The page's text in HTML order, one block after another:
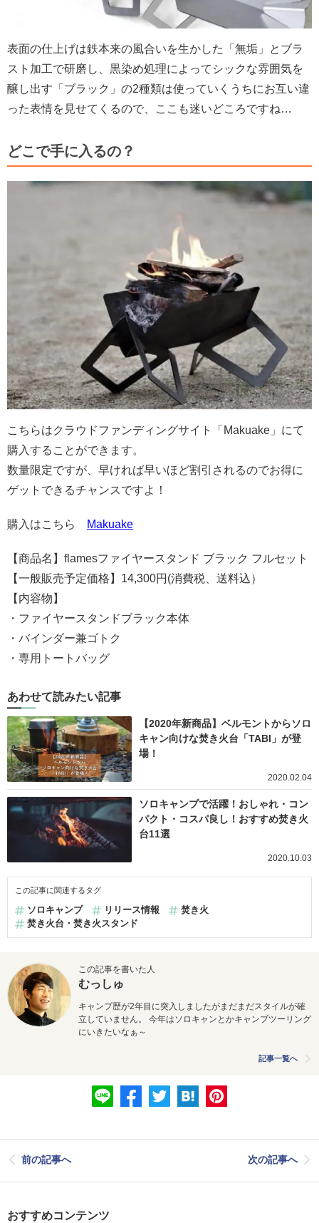
表面の仕上げは鉄本来の風合いを生かした「無垢」とブラ
スト加工で研磨し、黒染め処理によってシックな雰囲気を
醸し出す「ブラック」の2種類は使っていくうちにお互い違
った表情を見せてくるので、ここも迷いどころですね…
どこで手に入るの？
こちらはクラウドファンディングサイト「Makuake」にて
購入することができます。
数量限定ですが、早ければ早いほど割引されるのでお得に
ゲットできるチャンスですよ！
購入はこちら Makuake
【商品名】flamesファイヤースタンド ブラック フルセット
【一般販売予定価格】14,300円(消費税、送料込）
【内容物】
・ファイヤースタンドブラック本体
・バインダー兼ゴトク
・専用トートバッグ
あわせて読みたい記事
【2020年新商品】ベルモントからソロ
キャン向けな焚き火台「TABI」が登
場！
2020.02.04
ソロキャンプで活躍！おしゃれ・コン
パクト・コスパ良し！おすすめ焚き火
台11選
2020.10.03
この記事に関連するタグ
ソロキャンプ リリース情報
焚き火
焚き火台・焚き火スタンド
この記事を書いた人
むっしゅ
キャンプ歴が2年目に突入しましたがまだまだスタイルが確
立していません。 今年はソロキャンとかキャンプツーリング
にいきたいなぁ～
記事一覧へ
前の記事へ 次の記事へ
おすすめコンテンツ